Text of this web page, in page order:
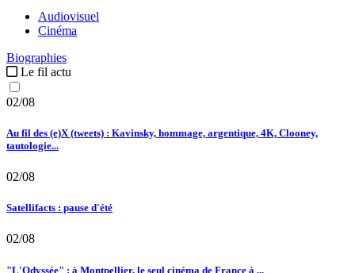
Audiovisuel
Cinéma
Biographies
Le fil actu
02/08
Au fil des (e)X (tweets) : Kavinsky, hommage, argentique, 4K, Clooney,
tautologie...
02/08
Satellifacts : pause d'été
02/08
"L'Odyssée" : à Montpellier, le seul cinéma de France à ...